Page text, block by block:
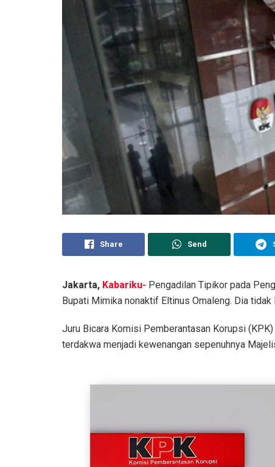
Share Send
Jakarta, Kabariku- Pengadilan Tipikor pada
Bupati Mimika nonaktif Eltinus Omaleng. Dia
Juru Bicara Komisi Pemberantasan Korupsi
terdakwa menjadi kewenangan sepenuhnya